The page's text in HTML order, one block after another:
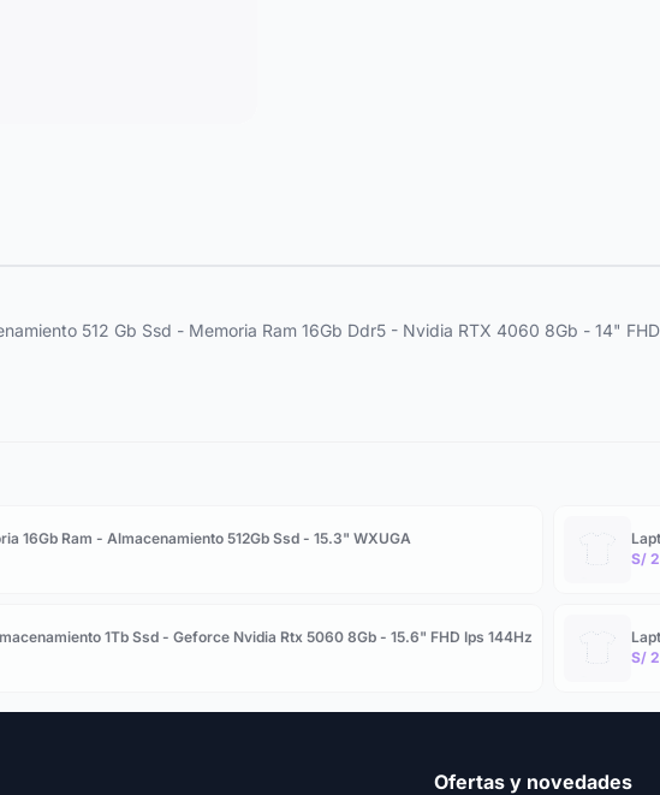
512 Gb Ssd - Memoria Ram 16Gb Ddr5 - Nvidia RTX 4060 8Gb - 14"
16Gb Ram - Almacenamiento 512Gb Ssd - 15.3" WXUGA
S/
1Tb Ssd - Geforce Nvidia Rtx 5060 8Gb - 15.6" FHD Ips 144Hz
S/
Ofertas y novedades